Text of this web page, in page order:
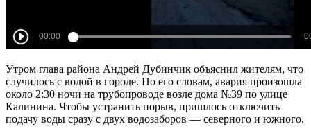
Утром глава района Андрей Дубинчик объяснил жителям, что
случилось с водой в городе. По его словам, авария произошла
около 2:30 ночи на трубопроводе возле дома №39 по улице
Калинина. Чтобы устранить порыв, пришлось отключить
подачу воды сразу с двух водозаборов — северного и южного.